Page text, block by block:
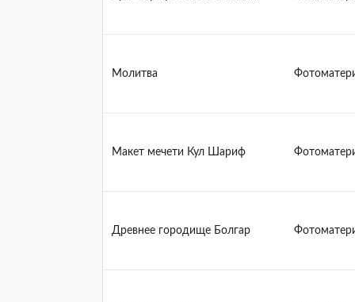
Молитва
Макет мечети Кул Шариф
Древнее городище Болгар